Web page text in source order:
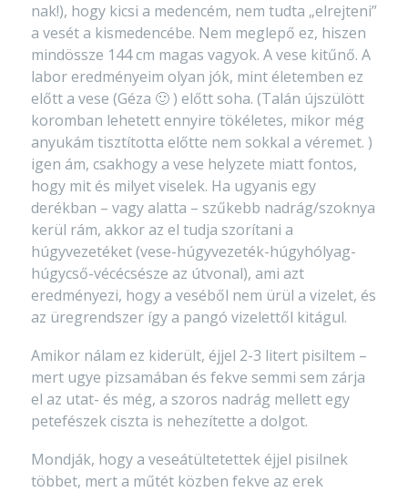
nak!), hogy kicsi a medencém, nem tudta „elrejteni”
a vesét a kismedencébe. Nem meglepő ez, hiszen
mindössze 144 cm magas vagyok. A vese kitűnő. A
labor eredményeim olyan jók, mint életemben ez
előtt a vese (Géza 🙂 ) előtt soha. (Talán újszülött
koromban lehetett ennyire tökéletes, mikor még
anyukám tisztította előtte nem sokkal a véremet. )
igen ám, csakhogy a vese helyzete miatt fontos,
hogy mit és milyet viselek. Ha ugyanis egy
derékban – vagy alatta – szűkebb nadrág/szoknya
kerül rám, akkor az el tudja szorítani a
húgyvezetéket (vese-húgyvezeték-húgyhólyag-
húgycső-vécécsésze az útvonal), ami azt
eredményezi, hogy a veséből nem ürül a vizelet, és
az üregrendszer így a pangó vizelettől kitágul.
Amikor nálam ez kiderült, éjjel 2-3 litert pisiltem –
mert ugye pizsamában és fekve semmi sem zárja
el az utat- és még, a szoros nadrág mellett egy
petefészek ciszta is nehezítette a dolgot.
Mondják, hogy a veseátültetettek éjjel pisilnek
többet, mert a műtét közben fekve az erek